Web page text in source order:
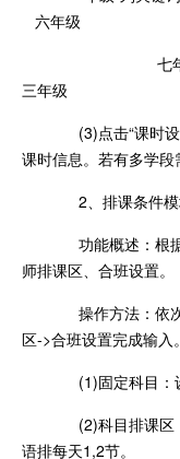
六年级
七年级 八年
三年级
(3)点击“课时设
课时信息。若有多学段
2、排课条件
功能概述：根
师排课区、合班设置。
操作方法：依
区->合班设置完成输入。
(1)固定科目：
(2)科目排课区
语排每天1,2节。